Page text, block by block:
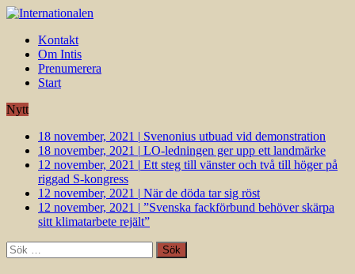
Kontakt
Om Intis
Prenumerera
Start
Nytt
18 november, 2021 | Svenonius utbuad vid demonstration
18 november, 2021 | LO-ledningen ger upp ett landmärke
12 november, 2021 | Ett steg till vänster och två till höger på
riggad S-kongress
12 november, 2021 | När de döda tar sig röst
12 november, 2021 | ”Svenska fackförbund behöver skärpa
sitt klimatarbete rejält”
Sök
efter: